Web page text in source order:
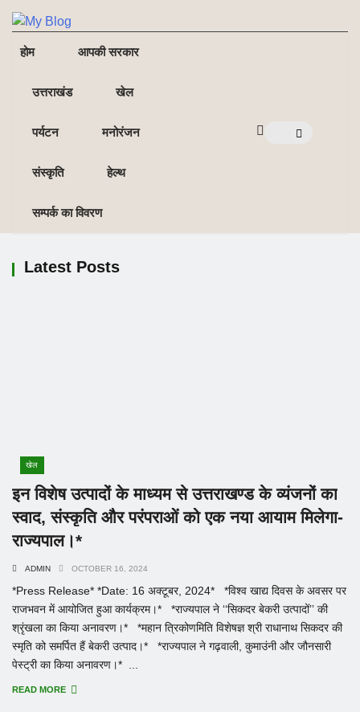
NE
NEWS ELEMENTOR
होम आपकी सरकार
उत्तराखंड खेल
पर्यटन मनोरंजन
संस्कृति हेल्थ
सम्पर्क का विवरण
Latest Posts
खेल
इन विशेष उत्पादों के माध्यम से उत्तराखण्ड के व्यंजनों का
स्वाद, संस्कृति और परंपराओं को एक नया आयाम मिलेगा-
राज्यपाल।*
ADMIN OCTOBER 16, 2024
*Press Release* *Date: 16 अक्टूबर, 2024* *विश्व खाद्य दिवस के अवसर पर
राजभवन में आयोजित हुआ कार्यक्रम।* *राज्यपाल ने ‘‘सिकदर बेकरी उत्पादों’’ की
श्रृंखला का किया अनावरण।* *महान त्रिकोणमिति विशेषज्ञ श्री राधानाथ सिकदर की
स्मृति को समर्पित हैं बेकरी उत्पाद।* *राज्यपाल ने गढ़वाली, कुमाउंनी और जौनसारी
पेस्ट्री का किया अनावरण।* ...
READ MORE